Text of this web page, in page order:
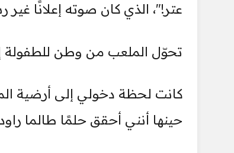
عتر!"، الذي كان صوته إعلانًا غير
تحوّل الملعب من وطن
كانت لحظة دخولي إلى أرضية
حينها أنني أحقق حلمًا طالما